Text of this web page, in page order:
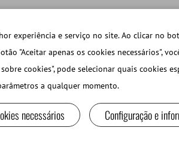
Y CAMÉLIDOS EQUIPOS Y
experiência e serviço no site. Ao clicar no
"Aceitar apenas os cookies necessários",
cookies", pode selecionar quais cookies
a qualquer momento.
necessários Configuração e